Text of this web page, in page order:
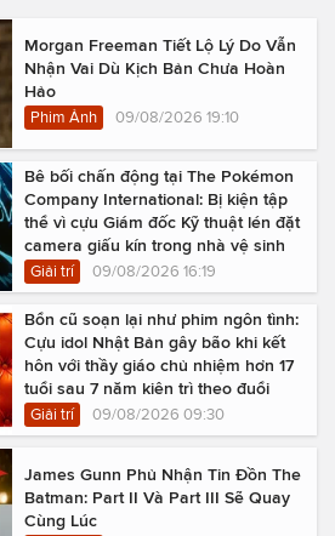
Morgan Freeman Tiết Lộ Lý Do Vẫn
Nhận Vai Dù Kịch Bản Chưa Hoàn
Hảo
Phim Ảnh 09/08/2026 19:10
Bê bối chấn động tại The Pokémon
Company International: Bị kiện tập
thể vì cựu Giám đốc Kỹ thuật lén đặt
camera giấu kín trong nhà vệ sinh
Giải trí 09/08/2026 16:19
Bổn cũ soạn lại như phim ngôn tình:
Cựu idol Nhật Bản gây bão khi kết
hôn với thầy giáo chủ nhiệm hơn 17
tuổi sau 7 năm kiên trì theo đuổi
Giải trí 09/08/2026 09:30
James Gunn Phủ Nhận Tin Đồn The
Batman: Part II Và Part III Sẽ Quay
Cùng Lúc